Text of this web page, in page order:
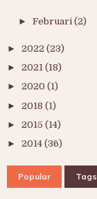
► Februari (2)
► 2022 (23)
► 2021 (18)
► 2020 (1)
► 2018 (1)
► 2015 (14)
► 2014 (36)
Popular Tags